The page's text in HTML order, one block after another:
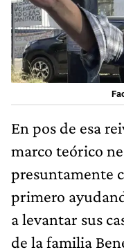
En pos de esa
marco teórico
presuntamente
primero
a levantar sus
de la familia